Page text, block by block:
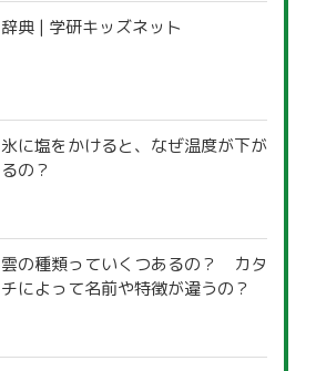
辞典 | 学研キッズネット
氷に塩をかけると、なぜ温度が下が
るの？
雲の種類っていくつあるの？ カタ
チによって名前や特徴が違うの？